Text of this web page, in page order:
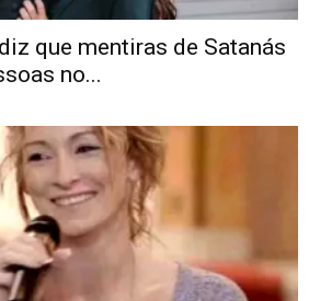
que mentiras de Satanás
no...